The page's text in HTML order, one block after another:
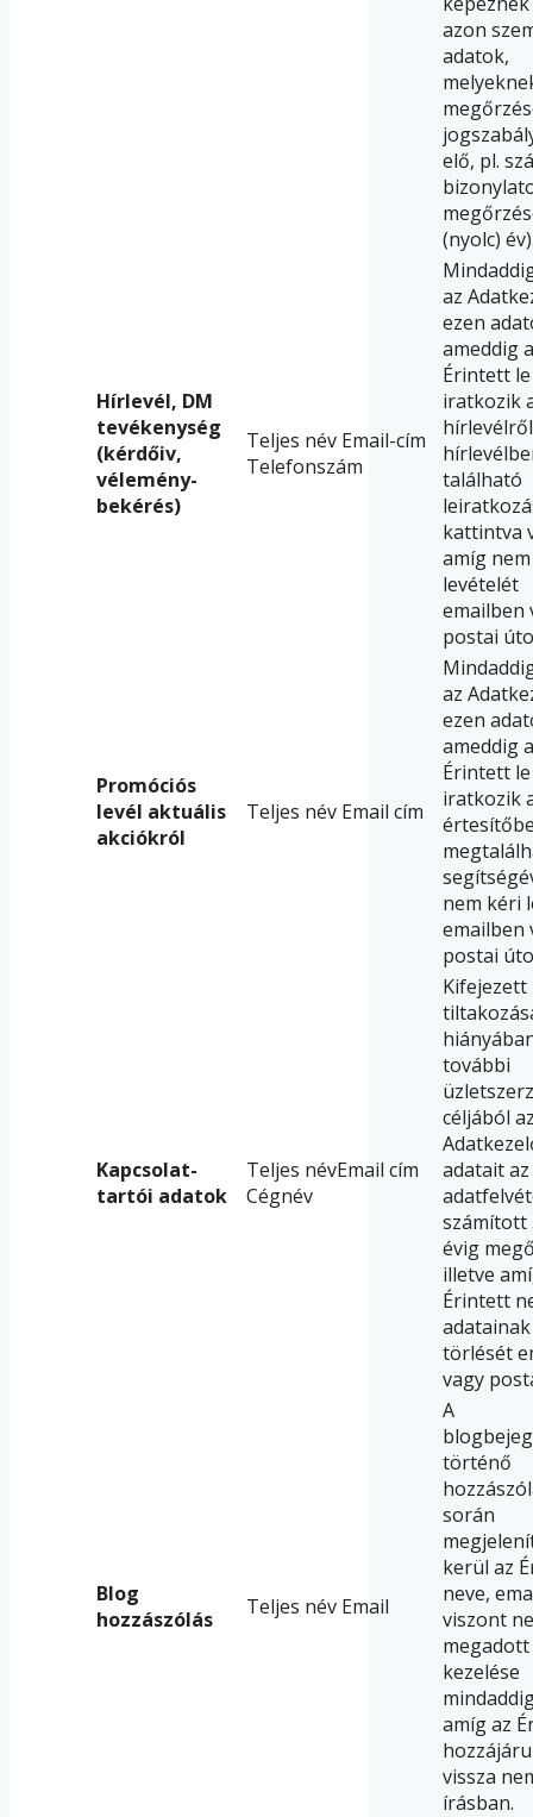
azon
adatok,
elő, pl.
(nyolc)
Hírlevél, DM
tevékenység
(kérdőiv,
vélemény-
bekérés)
Teljes név Email-cím
Telefonszám
az
ezen
ameddig
Érintett
iratkozik
található
kattintva
amíg
levételét
emailben
postai
Promóciós
levél aktuális
akciókról
Teljes név Email cím
az
ezen
ameddig
Érintett
iratkozik
nem kéri
emailben
postai
Kapcsolat-
tartói adatok
Teljes névEmail cím
Cégnév
Kifejezett
további
céljából
adatait az
számított
évig
illetve
Érintett
törlését
vagy
Blog
hozzászólás
Teljes név Email
A
történő
során
kerül az
neve,
viszont
kezelése
amíg az
vissza
írásban.